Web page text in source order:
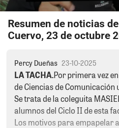
Resumen de noticias
Cuervo, 23 de octubre
Percy Dueñas 23-10-2025
LA TACHA.Por primera vez
de Ciencias de Comunicación
Se trata de la coleguita
alumnos del Ciclo II de esta
Los motivos para empapelar